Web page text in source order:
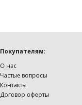
Покупателям:
О нас
Частые вопросы
Контакты
Договор оферты